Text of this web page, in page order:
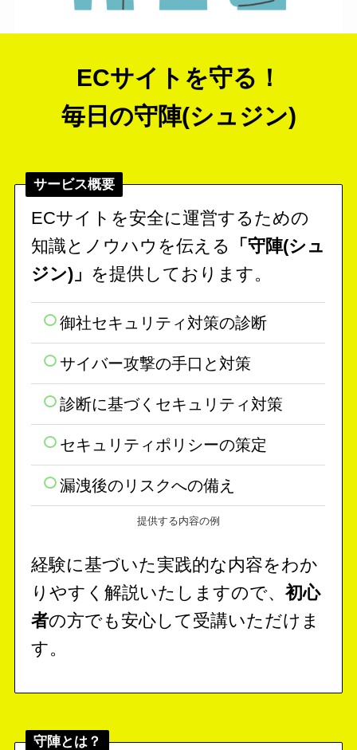
ECサイトを守る！
毎日の守陣(シュジン)
サービス概要
ECサイトを安全に運営するための
知識とノウハウを伝える
「守陣(シュ
ジン)」 を提供しております。
御社セキュリティ対策の診断
サイバー攻撃の手口と対策
診断に基づくセキュリティ対策
セキュリティポリシーの策定
漏洩後のリスクへの備え
提供する内容の例
経験に基づいた実践的な内容をわか
りやすく解説いたしますので、初心
者の方でも安心して受講いただけま
す。
守陣とは？